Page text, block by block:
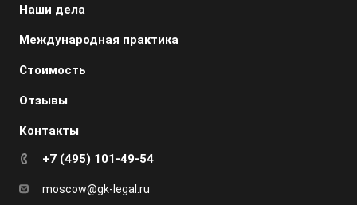
Наши дела
Международная практика
Стоимость
Отзывы
Контакты
+7 (495) 101-49-54
moscow@gk-legal.ru